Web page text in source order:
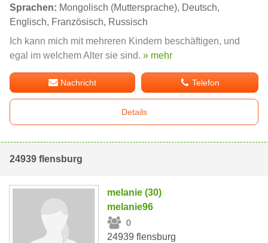
Sprachen: Mongolisch (Muttersprache), Deutsch,
Englisch, Französisch, Russisch
Ich kann mich mit mehreren Kindern beschäftigen, und
egal im welchem Alter sie sind. » mehr
Nachricht Telefon
Details
24939 flensburg
melanie (30)
melanie96
0
24939 flensburg